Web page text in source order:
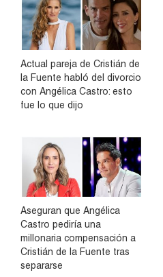
Actual pareja de Cristián de
la Fuente habló del divorcio
con Angélica Castro: esto
fue lo que dijo
Aseguran que Angélica
Castro pediría una
millonaria compensación a
Cristián de la Fuente tras
separarse